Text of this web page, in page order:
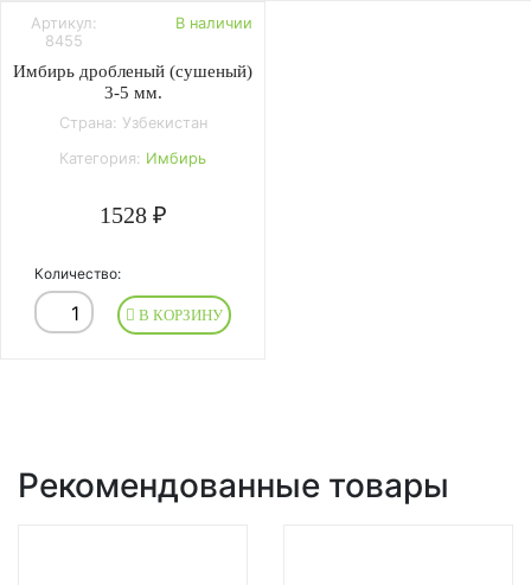
Артикул:
8455
В наличии
Имбирь дробленый (сушеный)
3-5 мм.
Страна: Узбекистан
Категория: Имбирь
1528 ₽
Количество:
В КОРЗИНУ
Рекомендованные товары